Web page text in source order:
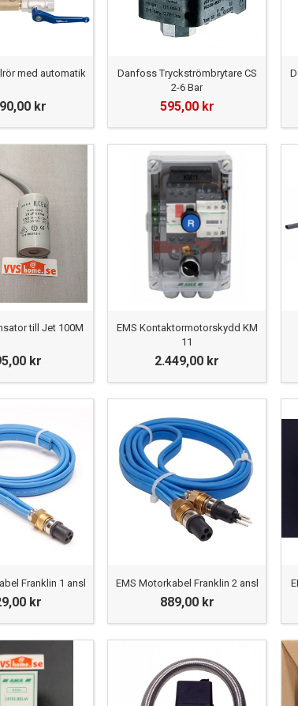
med automatik
kr
Danfoss Tryckströmbrytare CS
2-6 Bar
595,00 kr
till Jet 100M
kr
EMS Kontaktormotorskydd KM
11
2.449,00 kr
Franklin 1 ansl
kr
EMS Motorkabel Franklin 2 ansl
889,00 kr